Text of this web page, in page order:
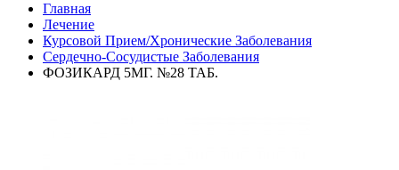
Главная
Лечение
Курсовой Прием/Хронические Заболевания
Сердечно-Сосудистые Заболевания
ФОЗИКАРД 5МГ. №28 ТАБ.